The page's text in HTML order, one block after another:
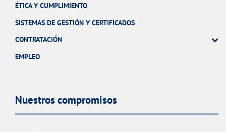
ÉTICA Y CUMPLIMIENTO
SISTEMAS DE GESTIÓN Y CERTIFICADOS
CONTRATACIÓN
EMPLEO
Nuestros compromisos